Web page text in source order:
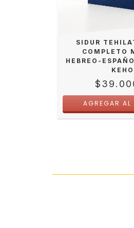
SIDUR
COMPLETO
HEBREO-